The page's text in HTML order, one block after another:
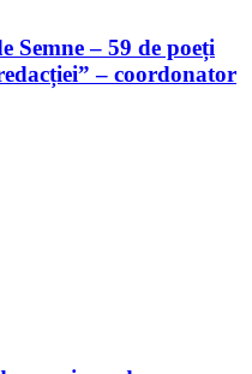
Semne – 59 de poeți
– coordonator